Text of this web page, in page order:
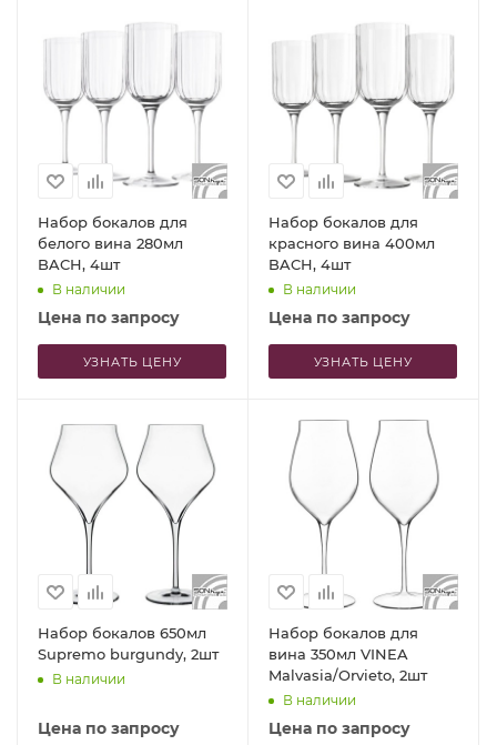
Набор бокалов для
белого вина 280мл
BACH, 4шт
В наличии
Цена по запросу
УЗНАТЬ ЦЕНУ
Набор бокалов для
красного вина 400мл
BACH, 4шт
В наличии
Цена по запросу
УЗНАТЬ ЦЕНУ
Набор бокалов 650мл
Supremo burgundy, 2шт
В наличии
Цена по запросу
Набор бокалов для
вина 350мл VINEA
Malvasia/Orvieto, 2шт
В наличии
Цена по запросу